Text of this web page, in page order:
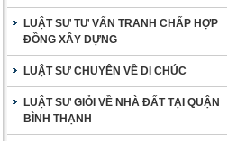
LUẬT SƯ TƯ VẤN TRANH CHẤP HỢP
ĐỒNG XÂY DỰNG
LUẬT SƯ CHUYÊN VỀ DI CHÚC
LUẬT SƯ GIỎI VỀ NHÀ ĐẤT TẠI QUẬN
BÌNH THẠNH